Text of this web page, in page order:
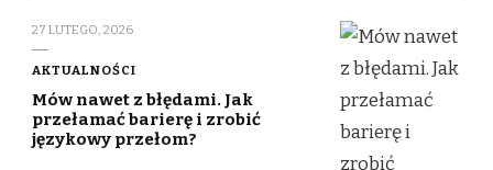
27 LUTEGO, 2026
AKTUALNOŚCI
Mów nawet z błędami. Jak
przełamać barierę i zrobić
językowy przełom?